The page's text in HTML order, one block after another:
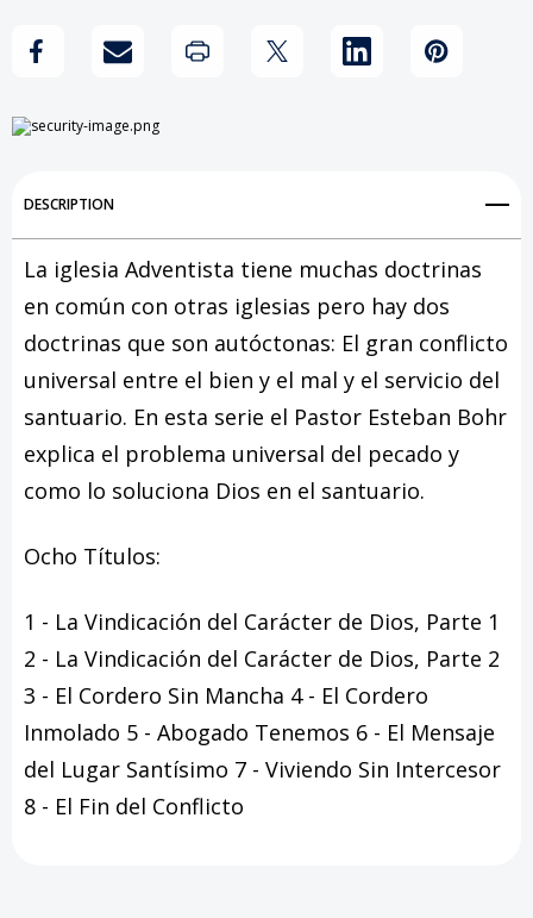
MP3
Digital
MP3
View All Wish List
DESCRIPTION
La iglesia Adventista tiene muchas doctrinas
en común con otras iglesias pero hay dos
doctrinas que son autóctonas: El gran conflicto
universal entre el bien y el mal y el servicio del
santuario. En esta serie el Pastor Esteban Bohr
explica el problema universal del pecado y
como lo soluciona Dios en el santuario.
Ocho Títulos:
1 - La Vindicación del Carácter de Dios, Parte 1
2 - La Vindicación del Carácter de Dios, Parte 2
3 - El Cordero Sin Mancha 4 - El Cordero
Inmolado 5 - Abogado Tenemos 6 - El Mensaje
del Lugar Santísimo 7 - Viviendo Sin Intercesor
8 - El Fin del Conflicto